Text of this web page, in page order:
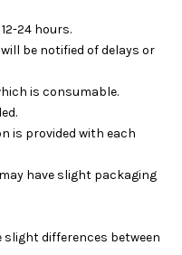
24 hours.
be notified of delays or
is consumable.
is provided with each
have slight packaging
differences between